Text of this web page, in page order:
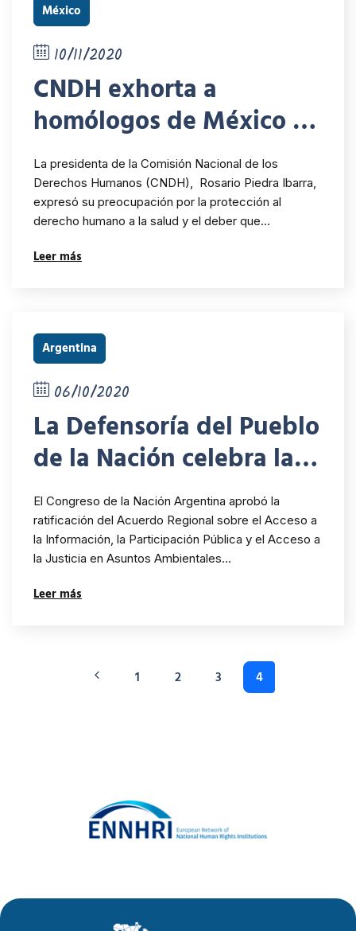
México
10/11/2020
CNDH exhorta a
homólogos de México y
Argentina construir
propuestas y acciones
para proteger los
derechos humanos en el
La presidenta de la Comisión Nacional de los
Derechos Humanos (CNDH), Rosario Piedra Ibarra,
expresó su preocupación por la protección al
derecho humano a la salud y el deber que…
Leer más
Argentina
06/10/2020
La Defensoría del Pueblo
de la Nación celebra la
aprobación y sanción del
proyecto de Ley de
ratificación del Tratado
de Escazú
El Congreso de la Nación Argentina aprobó la
ratificación del Acuerdo Regional sobre el Acceso a
la Información, la Participación Pública y el Acceso a
la Justicia en Asuntos Ambientales…
Leer más
1 2 3 4